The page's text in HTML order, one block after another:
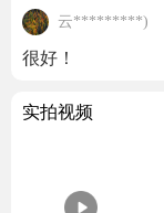
云*********)
很好！
实拍视频